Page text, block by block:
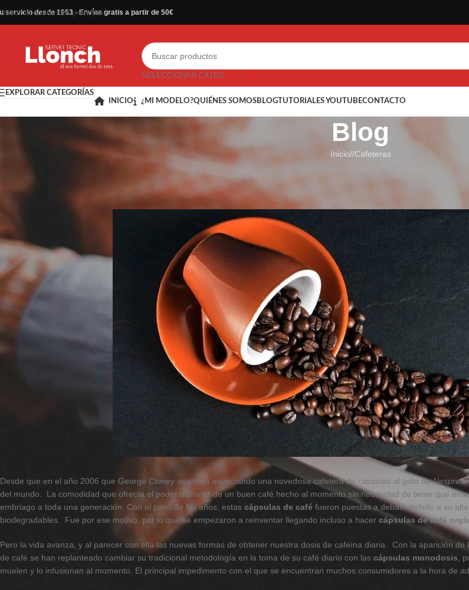
Saltar al contenido principal
servicio desde 1963 - Envíos gratis a partir de 50€
EXPLORAR CATEGORÍAS
INICIO
¿MI MODELO?QUIÉNES SOMOSBLOGTUTORIALES YOUTUBECONTACTO
Blog
Inicio/ Cafeteras
Cafeteras automáticas la alternativa ecológica a
Publicado por
Desde que en el año 2006 que George Cloney apareció anunciando una novedosa cafetera de cápsulas al grito de
del mundo. La comodidad que ofrecía el poder disfrutar de un buen café hecho al momento sin necesidad de tener que
embriago a toda una generación. Con el paso de los años, estas cápsulas de café fueron puestas a debate debido a su
biodegradables. Fue por ese motivo, por lo que se empezaron a reinventar llegando incluso a hacer cápsulas de café
Pero la vida avanza, y al parecer con ella las nuevas formas de obtener nuestra dosis de cafeína diaria. Con la aparición de
de café se han replanteado cambiar su tradicional metodología en la toma de su café diario con las cápsulas monodosis,
muelen y lo infusionan al momento. El principal impedimento con el que se encuentran muchos consumidores a la hora de